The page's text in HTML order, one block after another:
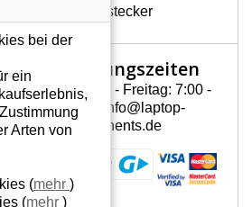
halten wir nur
A+ erfüllen, also ohne
Pixel, und zwar über die
Garantiezeit. Zum Beispiel
globalen Herstellern AUO,
Toshiba, Hannstar,
Samsung, LG Phillips und
FESTSTELLEN,
Gerätestecker
Öffnungszeiten
Montag - Freitag: 7:00 -
15:30 info@laptop-
components.de
bei der
ein
Arten von
(mehr )
(mehr )